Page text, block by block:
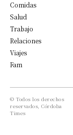
Comidas
Salud
Trabajo
Relaciones
Viajes
Fam
© Todos los derechos
reservados, Córdoba
Times